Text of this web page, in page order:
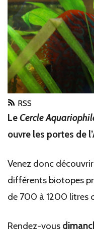
RSS
LeCercle
ouvre les portes de
Venez donc
différents biotopes
de 700 à 1200 litres
Rendez-vous